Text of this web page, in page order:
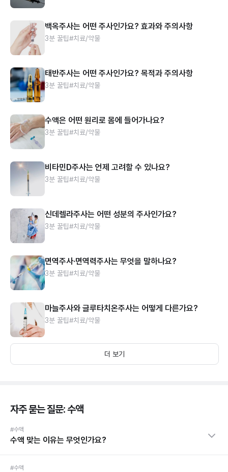
백옥주사는 어떤 주사인가요? 효과와 주의사항
3분 꿀팁#치료/약물
태반주사는 어떤 주사인가요? 목적과 주의사항
3분 꿀팁#치료/약물
수액은 어떤 원리로 몸에 들어가나요?
3분 꿀팁#치료/약물
비타민D주사는 언제 고려할 수 있나요?
3분 꿀팁#치료/약물
신데렐라주사는 어떤 성분의 주사인가요?
3분 꿀팁#치료/약물
면역주사·면역력주사는 무엇을 말하나요?
3분 꿀팁#치료/약물
마늘주사와 글루타치온주사는 어떻게 다른가요?
3분 꿀팁#치료/약물
더 보기
자주 묻는 질문: 수액
#수액
수액 맞는 이유는 무엇인가요?
#수액